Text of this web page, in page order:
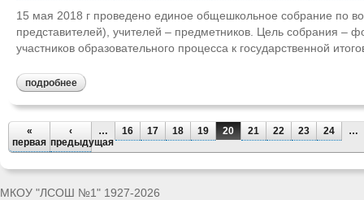
15 мая 2018 г проведено единое общешкольное собрание по
представителей), учителей – предметников. Цель собрания –
участников образовательного процесса к государственной
подробнее
«
первая
‹
предыдущая
… 16 17 18 19 20 21 22 23 24 …
МКОУ "ЛСОШ №1" 1927-2026